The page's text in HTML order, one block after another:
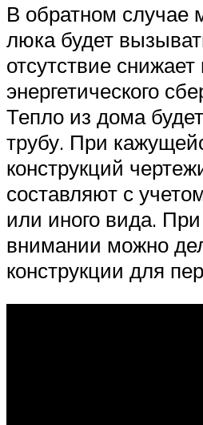
В обратном случае
люка будет
отсутствие снижает
энергетического
Тепло из дома
трубу. При
конструкций
составляют с
или иного вида.
внимании можно
конструкции для